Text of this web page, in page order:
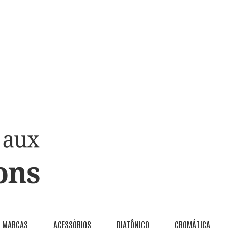
MARCAS ACESSÓRIOS DIATÔNICO CROMÁTICA